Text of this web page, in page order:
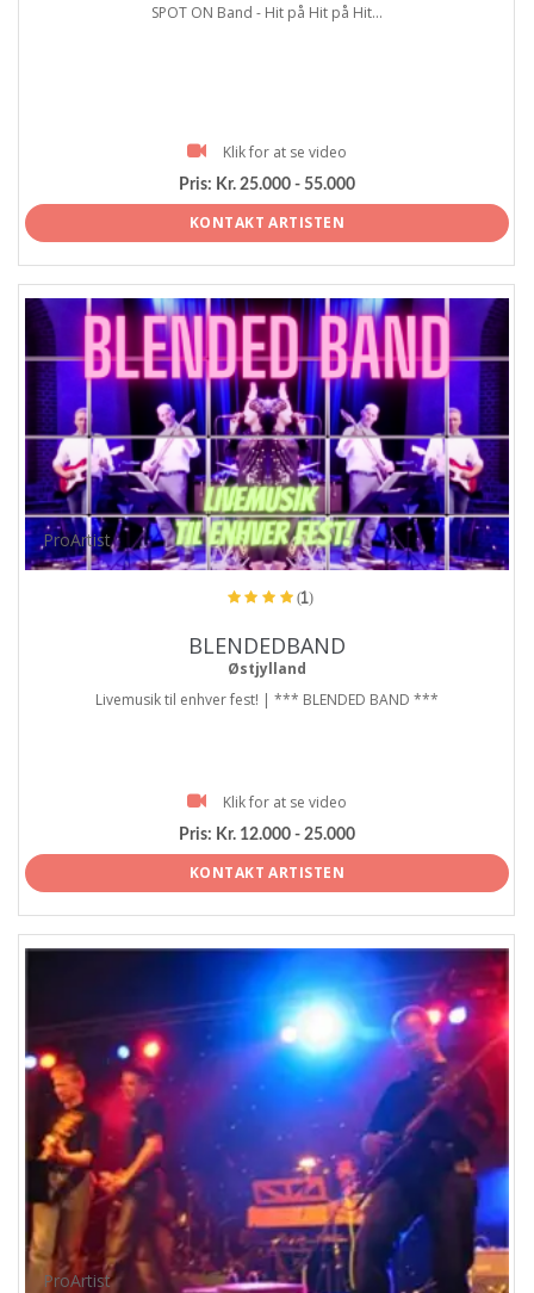
SPOT ON Band - Hit på Hit på Hit...
Klik for at se video
Pris: Kr. 25.000 - 55.000
KONTAKT ARTISTEN
ProArtist
(1)
BLENDEDBAND
Østjylland
Livemusik til enhver fest! | *** BLENDED BAND ***
Klik for at se video
Pris: Kr. 12.000 - 25.000
KONTAKT ARTISTEN
ProArtist